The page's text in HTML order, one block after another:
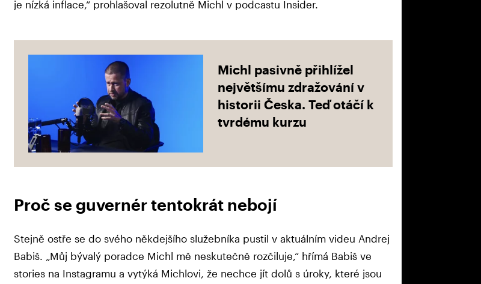
je nízká inflace,“ prohlašoval rezolutně Michl v podcastu Insider.
Michl pasivně přihlížel
největšímu zdražování v
historii Česka. Teď otáčí k
tvrdému kurzu
Proč se guvernér tentokrát nebojí
Stejně ostře se do svého někdejšího služebníka pustil v aktuálním videu Andrej
Babiš. „Můj bývalý poradce Michl mě neskutečně rozčiluje,“ hřímá Babiš ve
stories na Instagramu a vytýká Michlovi, že nechce jít dolů s úroky, které jsou